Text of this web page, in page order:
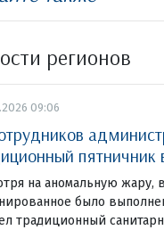
регионов
09:06
пятничник
на аномальную жару,
было
традиционный